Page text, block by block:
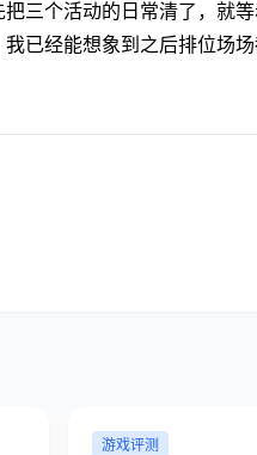
三个活动的日常清了，就
已经能想象到之后排位场
游戏评测